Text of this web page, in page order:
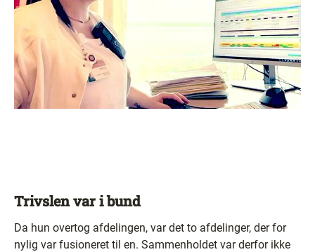
Trivslen var i bund
Da hun overtog afdelingen, var det to afdelinger, der for
nylig var fusioneret til en. Sammenholdet var derfor ikke